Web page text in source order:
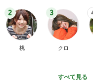
2
桃
3
クロ
すべて見る